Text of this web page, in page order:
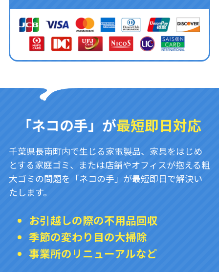
「ネコの手」が最短即日対応
千葉県長南町内で生じる家電製品、家具をはじめ
とする家庭ゴミ、または店舗やオフィスが抱える粗
大ゴミの問題を「ネコの手」が最短即日で解決い
たします。
お引越しの際の不用品回収
季節の変わり目の大掃除
事業所のリニューアルなど